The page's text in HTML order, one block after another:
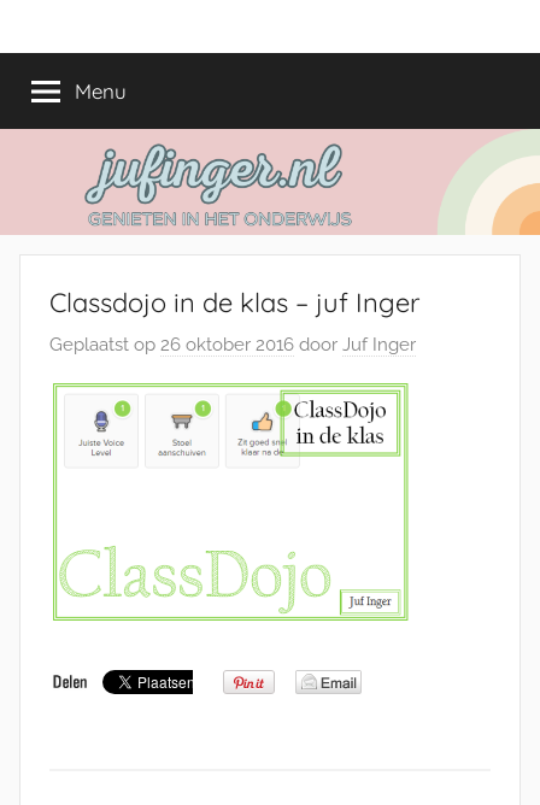
naarjufinger.nl
het
onderwijs
Menu
Classdojo in de klas – juf Inger
Geplaatst op 26 oktober 2016 door Juf Inger